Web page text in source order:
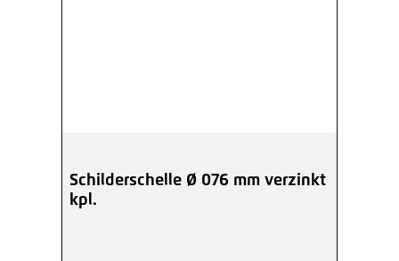
Schilderschelle Ø 076 mm verzinkt
kpl.